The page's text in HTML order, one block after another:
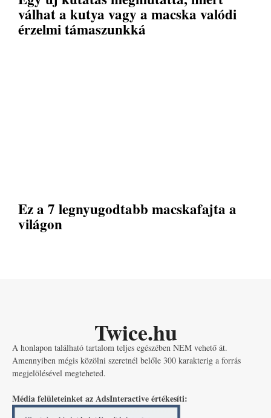
válhat a kutya vagy a macska valódi
érzelmi támaszunkká
Ez a 7 legnyugodtabb macskafajta a
világon
Twice.hu
A honlapon található tartalom teljes egészében NEM vehető át.
Amennyiben mégis közölni szeretnél belőle 300 karakterig a forrás
megjelölésével megteheted.
Média felületeinket az AdsInteractive értékesíti: